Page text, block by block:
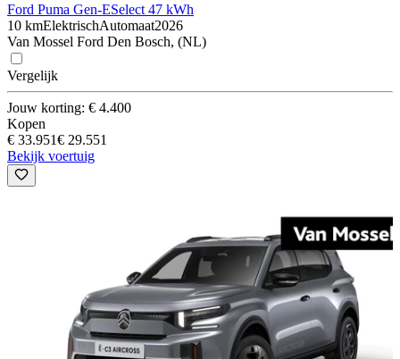
Ford Puma Gen-ESelect 47 kWh
10 kmElektrischAutomaat2026
Van Mossel Ford Den Bosch, (NL)
Vergelijk
Jouw korting: € 4.400
Kopen
€ 33.951€ 29.551
Bekijk voertuig